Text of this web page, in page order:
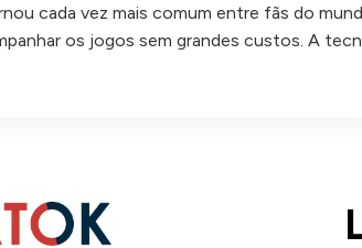
cada vez mais comum entre fãs do
os jogos sem grandes custos. A